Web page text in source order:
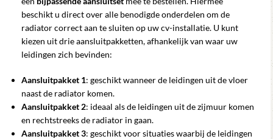
beschikt u direct over alle benodigde onderdelen om de
radiator correct aan te sluiten op uw cv-installatie. U kunt
kiezen uit drie aansluitpakketten, afhankelijk van waar uw
leidingen zich bevinden:
Aansluitpakket 1: geschikt wanneer de leidingen uit de vloer
naast de radiator komen.
Aansluitpakket 2: ideaal als de leidingen uit de zijmuur komen
en rechtstreeks de radiator in gaan.
Aansluitpakket 3: geschikt voor situaties waarbij de leidingen